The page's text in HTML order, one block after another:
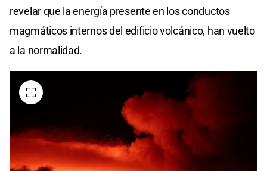
revelar que la energía presente en los conductos
magmáticos internos del edificio volcánico, han vuelto
a la normalidad.